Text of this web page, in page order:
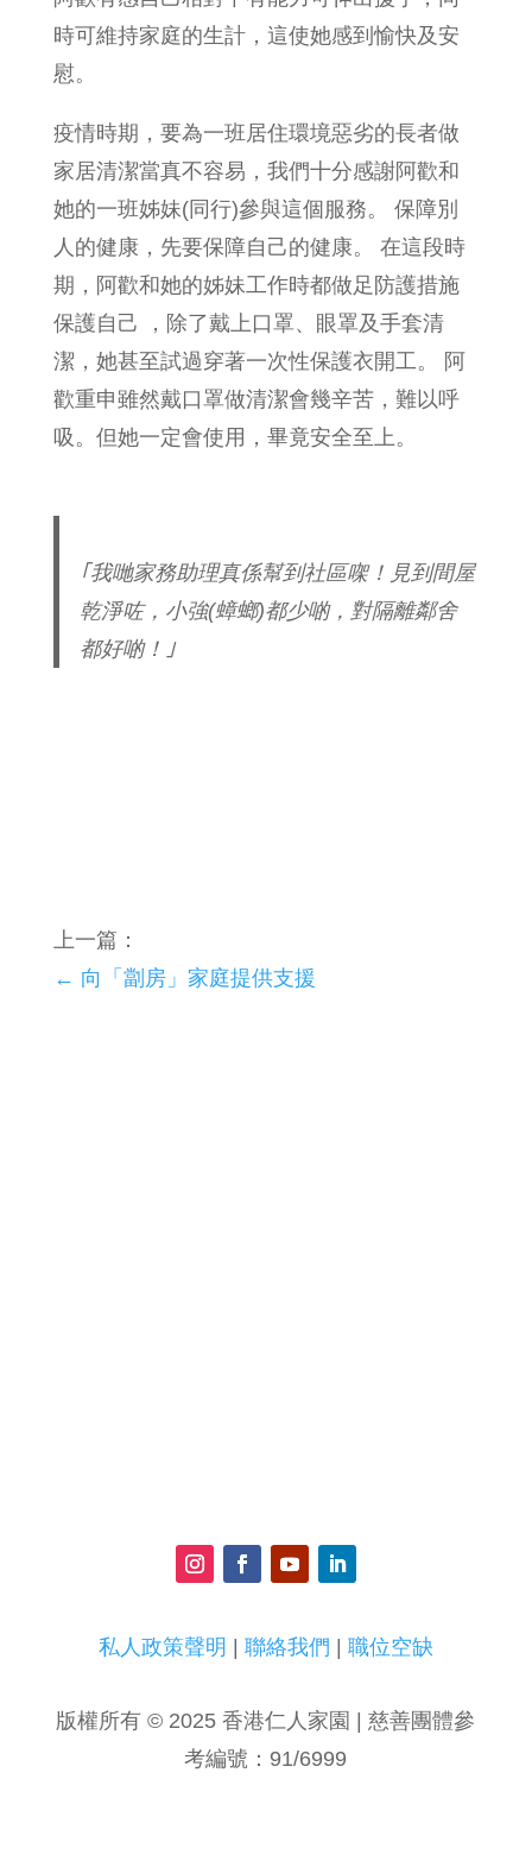
時可維持家庭的生計，這使她感到愉快及安
慰。
疫情時期，要為一班居住環境惡劣的長者做
家居清潔當真不容易，我們十分感謝阿歡和
她的一班姊妹(同行)參與這個服務。 保障別
人的健康，先要保障自己的健康。 在這段時
期，阿歡和她的姊妹工作時都做足防護措施
保護自己 ，除了戴上口罩、眼罩及手套清
潔，她甚至試過穿著一次性保護衣開工。 阿
歡重申雖然戴口罩做清潔會幾辛苦，難以呼
吸。但她一定會使用，畢竟安全至上。
｢我哋家務助理真係幫到社區㗎！見到間屋
乾淨咗，小強(蟑螂)都少啲，對隔離鄰舍
都好啲！｣
上一篇：
← 向「劏房」家庭提供支援
私人政策聲明 聯絡我們 職位空缺
版權所有 © 2025 香港仁人家園 | 慈善團體參
考編號：91/6999